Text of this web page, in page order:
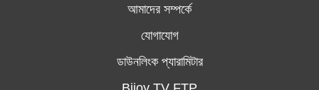
আমাদের সম্পর্কে
যোগাযোগ
ডাউনলিংক প্যারামিটার